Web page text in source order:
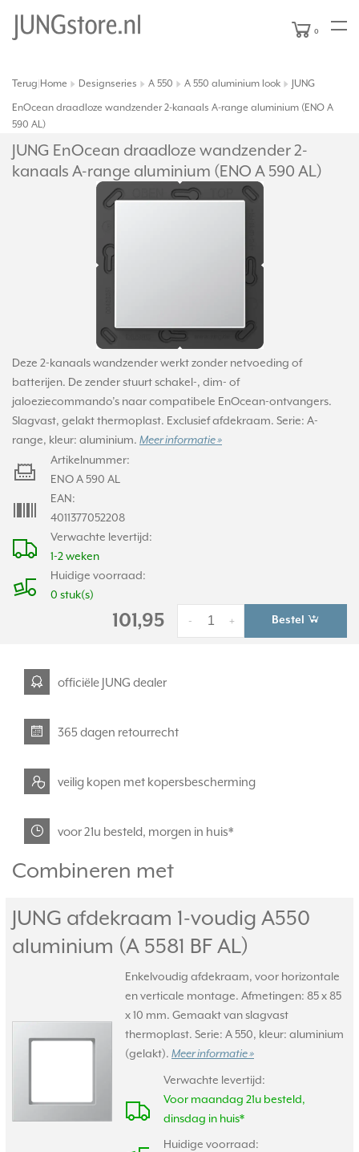
0
Terug Home Designseries A 550 A 550 aluminium look JUNG
EnOcean draadloze wandzender 2-kanaals A-range aluminium (ENO A
590 AL)
JUNG EnOcean draadloze wandzender 2-
kanaals A-range aluminium (ENO A 590 AL)
Deze 2-kanaals wandzender werkt zonder netvoeding of
batterijen. De zender stuurt schakel-, dim- of
jaloeziecommando’s naar compatibele EnOcean-ontvangers.
Slagvast, gelakt thermoplast. Exclusief afdekraam. Serie: A-
range, kleur: aluminium. Meer informatie »
Verwachte levertijd:
1-2 weken
Huidige voorraad:
0 stuk(s)
Artikelnummer:
ENO A 590 AL
EAN:
4011377052208
101,95 +
- Bestel
officiële JUNG dealer
365 dagen retourrecht
veilig kopen met kopersbescherming
voor 21u besteld, morgen in huis*
Combineren met
JUNG afdekraam 1-voudig A550
aluminium (A 5581 BF AL)
Enkelvoudig afdekraam, voor horizontale
en verticale montage. Afmetingen: 85 x 85
x 10 mm. Gemaakt van slagvast
thermoplast. Serie: A 550, kleur: aluminium
(gelakt). Meer informatie »
Verwachte levertijd:
Voor maandag 21u besteld,
dinsdag in huis*
Huidige voorraad: